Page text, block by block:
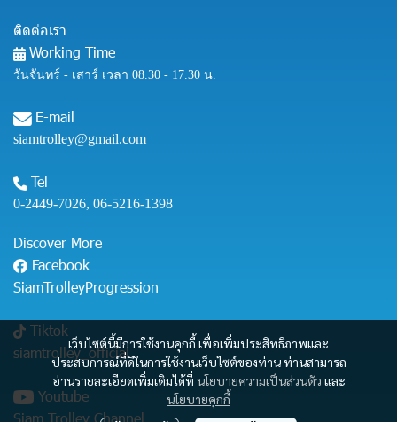
เว็บไซต์นี้มีการใช้งานคุกกี้ เพื่อเพิ่มประสิทธิภาพและ
ประสบการณ์ที่ดีในการใช้งานเว็บไซต์ของท่าน ท่านสามารถ
อ่านรายละเอียดเพิ่มเติมได้ที่ นโยบายความเป็นส่วนตัว และ
นโยบายคุกกี้
ติดต่อเรา
Working Time
วันจันทร์ - เสาร์ เวลา 08.30 - 17.30 น.
E-mail
siamtrolley@gmail.com
Tel
0-2449-7026, 06-5216-1398
Discover More
Facebook
SiamTrolleyProgression
Tiktok
siamtrolley_official
Youtube
Siam Trolley Channel